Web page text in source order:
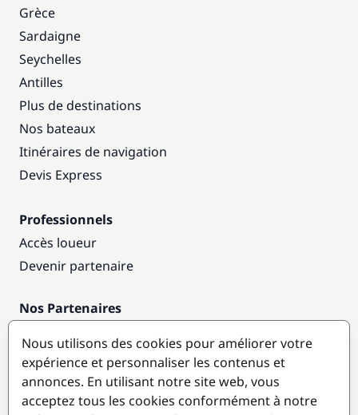
Grèce
Sardaigne
Seychelles
Antilles
Plus de destinations
Nos bateaux
Itinéraires de navigation
Devis Express
Professionnels
Accès loueur
Devenir partenaire
Nos Partenaires
Destinations populaires
Nous utilisons des cookies pour améliorer votre
expérience et personnaliser les contenus et
annonces. En utilisant notre site web, vous
acceptez tous les cookies conformément à notre